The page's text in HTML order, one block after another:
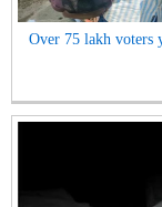
Over 75 lakh voters